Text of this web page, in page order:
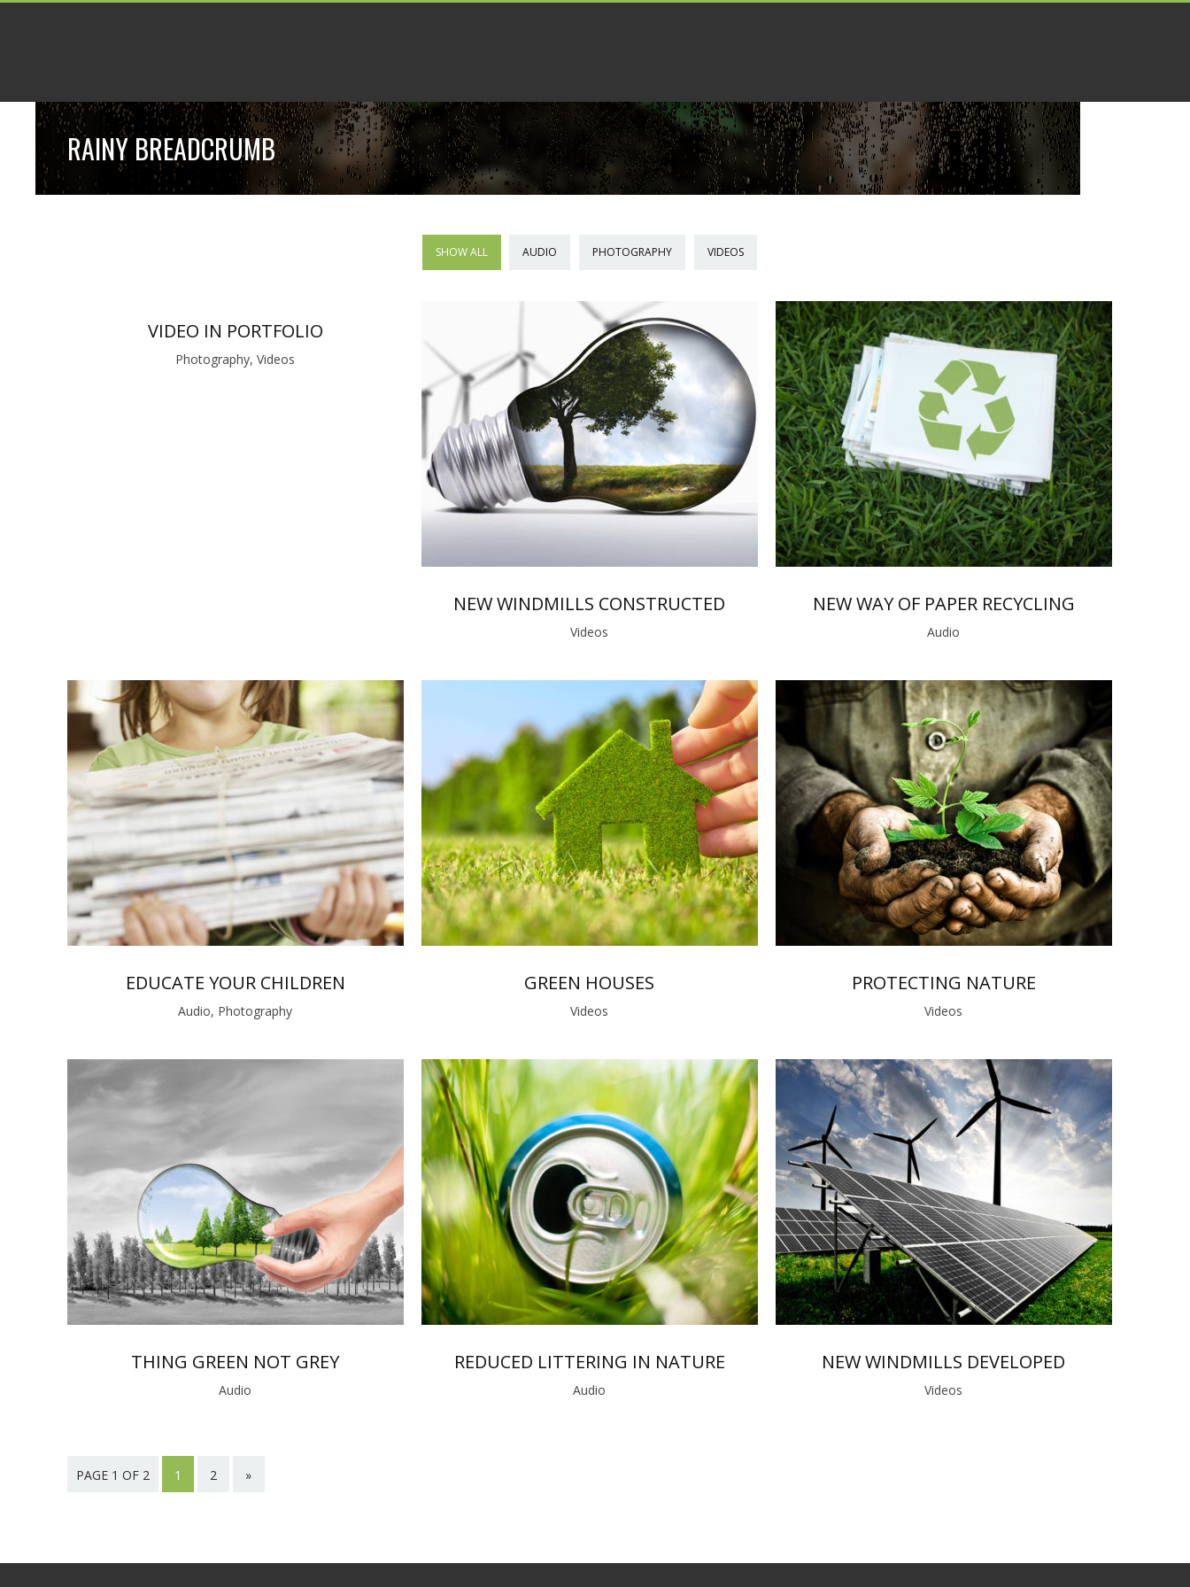
RAINY BREADCRUMB
SHOW ALL AUDIO PHOTOGRAPHY VIDEOS
VIDEO IN PORTFOLIO
Photography, Videos
NEW WINDMILLS CONSTRUCTED
Videos
NEW WAY OF PAPER RECYCLING
Audio
EDUCATE YOUR CHILDREN
Audio, Photography
GREEN HOUSES
Videos
PROTECTING NATURE
Videos
THING GREEN NOT GREY
Audio
REDUCED LITTERING IN NATURE
Audio
NEW WINDMILLS DEVELOPED
Videos
PAGE 1 OF 2 1 2 »